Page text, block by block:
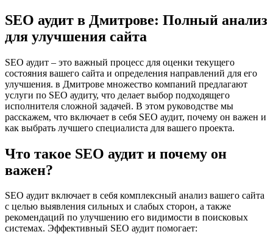
SEO аудит в Дмитрове: Полный анализ
для улучшения сайта
SEO аудит – это важный процесс для оценки текущего
состояния вашего сайта и определения направлений для его
улучшения. в Дмитрове множество компаний предлагают
услуги по SEO аудиту, что делает выбор подходящего
исполнителя сложной задачей. В этом руководстве мы
расскажем, что включает в себя SEO аудит, почему он важен и
как выбрать лучшего специалиста для вашего проекта.
Что такое SEO аудит и почему он
важен?
SEO аудит включает в себя комплексный анализ вашего сайта
с целью выявления сильных и слабых сторон, а также
рекомендаций по улучшению его видимости в поисковых
системах. Эффективный SEO аудит помогает: